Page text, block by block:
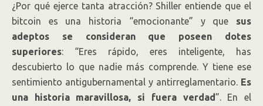
¿Por qué ejerce tanta atracción? Shiller entiende que el
bitcoin es una historia “emocionante” y que sus
adeptos se consideran que poseen dotes
superiores: “Eres rápido, eres inteligente, has
descubierto lo que nadie más comprende. Y tiene ese
sentimiento antigubernamental y antirreglamentario. Es
una historia maravillosa, si fuera verdad”. En el